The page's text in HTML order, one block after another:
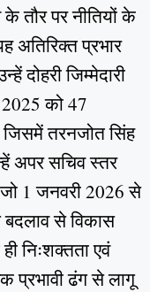
तौर पर नीतियों के
अतिरिक्त प्रभार
जिम्मेदारी
2025 को 47
जिसमें तरनजोत सिंह
अपर सचिव स्तर
1 जनवरी 2026 से
बदलाव से विकास
निःशक्तता एवं
प्रभावी ढंग से लागू